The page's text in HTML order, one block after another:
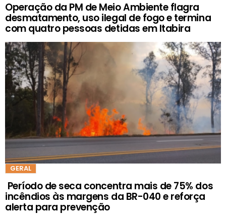
Operação da PM de Meio Ambiente flagra
desmatamento, uso ilegal de fogo e termina
com quatro pessoas detidas em Itabira
GERAL
Período de seca concentra mais de 75% dos
incêndios às margens da BR-040 e reforça
alerta para prevenção